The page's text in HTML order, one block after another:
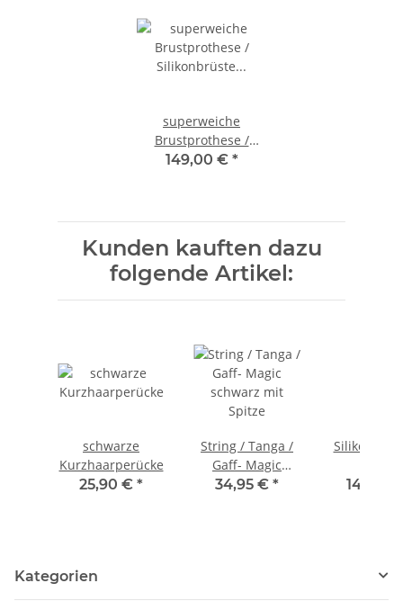
superweiche
Brustprothese /
Silikonbrüste Größe
149,00 € *
Kunden kauften dazu
folgende Artikel:
schwarze
Kurzhaarperücke
25,90 € *
String / Tanga /
Gaff- Magic
schwarz mit
34,95 € *
149,00
Kategorien